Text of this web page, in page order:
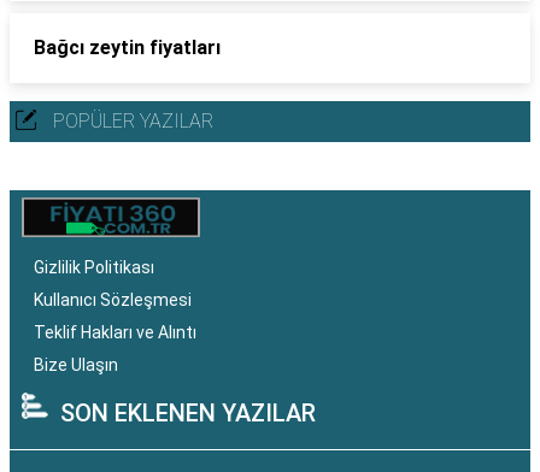
Bağcı zeytin fiyatları
POPÜLER YAZILAR
Gizlilik Politikası
Kullanıcı Sözleşmesi
Teklif Hakları ve Alıntı
Bize Ulaşın
SON EKLENEN YAZILAR